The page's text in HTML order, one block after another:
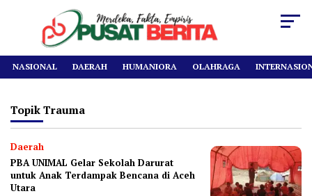
NASIONAL DAERAH HUMANIORA OLAHRAGA
Topik Trauma
Daerah
PBA UNIMAL Gelar Sekolah Darurat
untuk Anak Terdampak Bencana di Aceh
Utara